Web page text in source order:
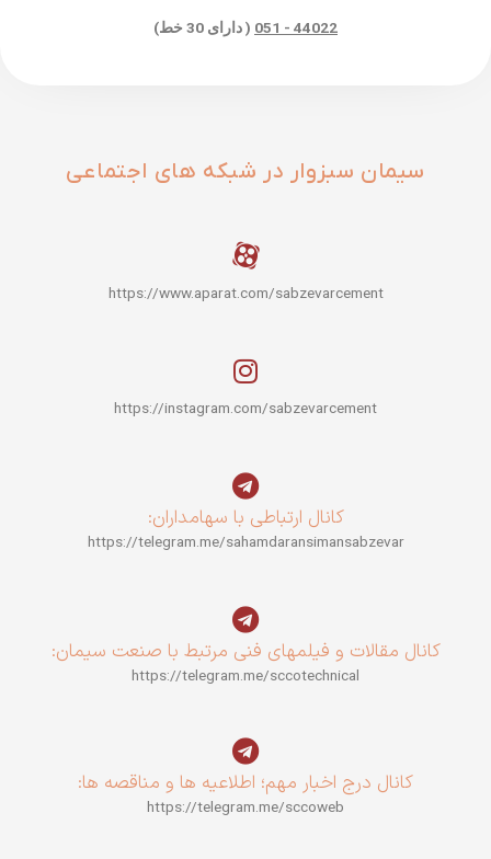
44022 - 051 ( دارای 30 خط)
سیمان سبزوار در شبکه های اجتماعی
https://www.aparat.com/sabzevarcement
https://instagram.com/sabzevarcement
کانال ارتباطی با سهامداران:
https://telegram.me/sahamdaransimansabzevar
کانال مقالات و فیلمهای فنی مرتبط با صنعت سیمان:
https://telegram.me/sccotechnical
کانال درج اخبار مهم؛ اطلاعیه ها و مناقصه ها:
https://telegram.me/sccoweb